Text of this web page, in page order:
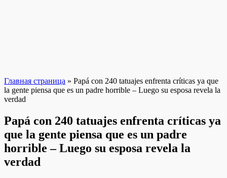
Главная страница » Papá con 240 tatuajes enfrenta críticas ya que
la gente piensa que es un padre horrible – Luego su esposa revela la
verdad
Papá con 240 tatuajes enfrenta críticas ya
que la gente piensa que es un padre
horrible – Luego su esposa revela la
verdad